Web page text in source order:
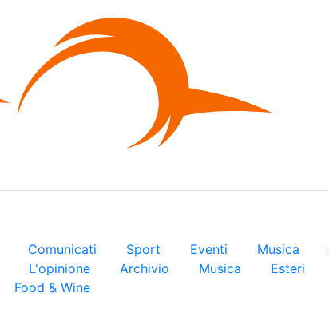
×
Comunicati Sport Eventi Musica
L'opinione Archivio Musica Esteri
Food & Wine